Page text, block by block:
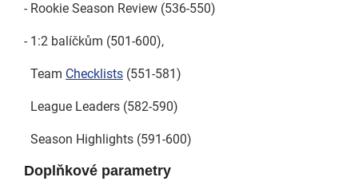
- Rookie Season Review (536-550)
- 1:2 balíčkům (501-600),
Team Checklists (551-581)
League Leaders (582-590)
Season Highlights (591-600)
Doplňkové parametry